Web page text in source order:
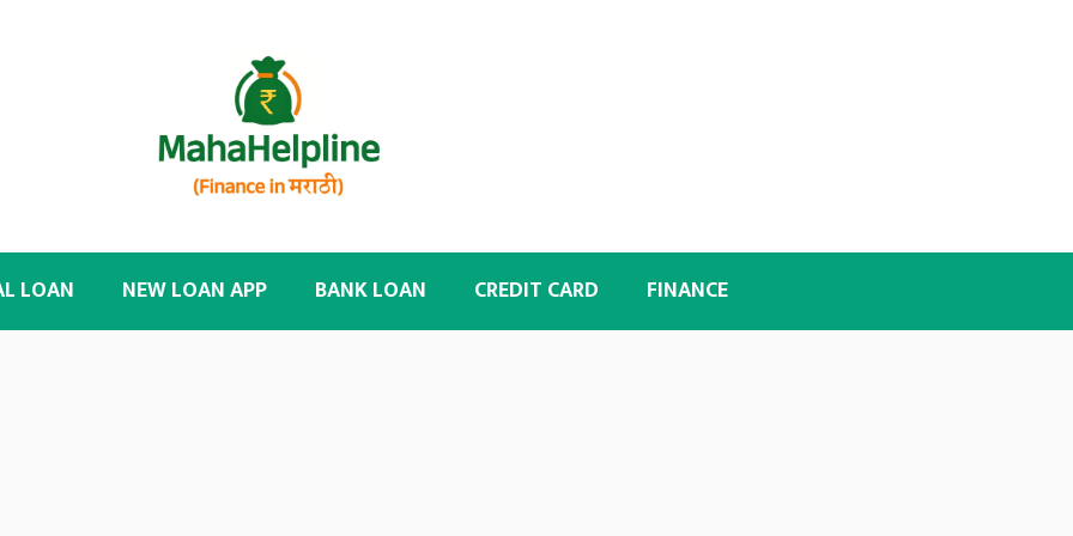
LOAN NEW LOAN APP BANK LOAN CREDIT CARD FINANCE